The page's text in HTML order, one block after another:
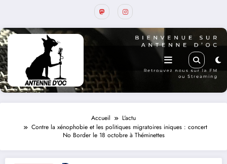
Accueil
L'actu
Contre la xénophobie et les politiques migratoires iniques : concert
No Border le 18 octobre à Théminettes